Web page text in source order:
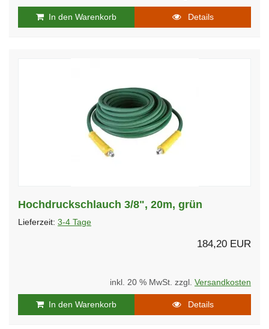
In den Warenkorb Details
Hochdruckschlauch 3/8", 20m, grün
Lieferzeit: 3-4 Tage
184,20 EUR
inkl. 20 % MwSt. zzgl. Versandkosten
In den Warenkorb Details